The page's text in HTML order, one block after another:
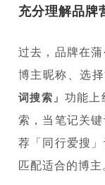
充分理解品牌
过去，品牌在
博主昵称、选
词搜索」 功能上
索，当笔记关
荐「同行爱搜
匹配适合的博主